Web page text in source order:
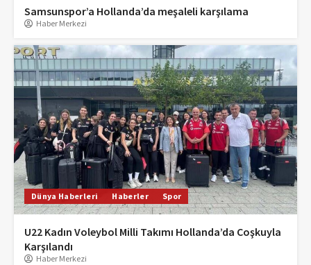
Samsunspor’a Hollanda’da meşaleli karşılama
Haber Merkezi
Dünya Haberleri Haberler Spor
U22 Kadın Voleybol Milli Takımı Hollanda’da Coşkuyla
Karşılandı
Haber Merkezi